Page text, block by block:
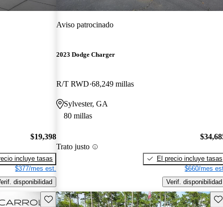
$19,398
incluye tasas
$377/mes est.
disponibilidad
Aviso patrocinado
2023 Dodge Charger
R/T RWD 68,249 millas
Sylvester, GA
80 millas
Trato justo
El precio incluye tasas
$660/mes
Verif. disponibilidad
Guarda este Aviso